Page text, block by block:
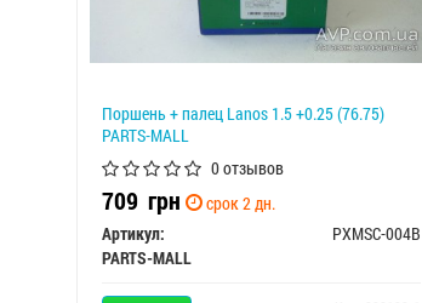
Поршень + палец Lanos 1.5 +0.25 (76.75)
PARTS-MALL
0 отзывов
709 грн
срок 2 дн.
Артикул:
PXMSC-004B
PARTS-MALL